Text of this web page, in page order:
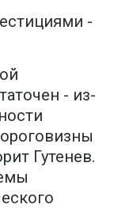
-
- из-
Гутенев.